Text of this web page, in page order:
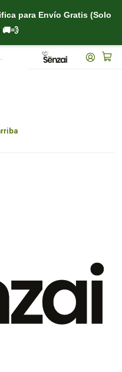
para Envío Gratis (Solo
🚚💨